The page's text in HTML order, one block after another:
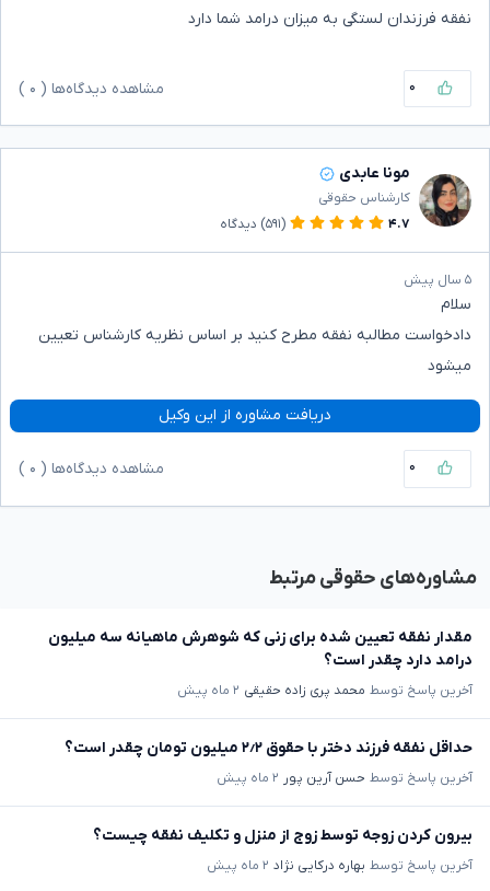
نفقه فرزندان لستگی به میزان درامد شما دارد
۰ مشاهده دیدگاه‌ها ( ۰
مونا عابدی
کارشناس حقوقی
۴.۷
(۵۹۱) دیدگاه
۵ سال پیش
سلام
دادخواست مطالبه نفقه مطرح کنید بر اساس نظریه کارشناس تعیین
میشود
دریافت مشاوره از این وکیل
۰ مشاهده دیدگاه‌ها ( ۰
مشاوره‌های حقوقی مرتبط
مقدار نفقه تعیین شده برای زنی که شوهرش ماهیانه سه میلیون
درامد دارد چقدر است؟
آخرین پاسخ توسط محمد پری زاده حقیقی ۲ ماه پیش
حداقل نفقه فرزند دختر با حقوق ۲٫۲ میلیون تومان چقدر است؟
آخرین پاسخ توسط حسن آرین پور ۲ ماه پیش
بیرون کردن زوجه توسط زوج از منزل و تکلیف نفقه چیست؟
آخرین پاسخ توسط بهاره درکایی نژاد ۲ ماه پیش